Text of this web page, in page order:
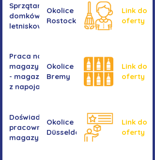
Sprzątanie
domków
letniskowych
Okolice
Rostocku
Link do
oferty
Praca na
magazynie
- magazyn
z napojami
Okolice
Bremy
Link do
oferty
Doświadczony
pracownik/pracownica
magazynu
Okolice
Düsseldorf
Link do
oferty